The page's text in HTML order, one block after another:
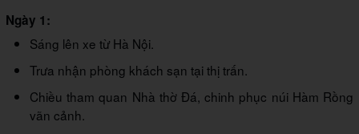
Ngày 1:
Sáng lên xe từ Hà Nội.
Trưa nhận phòng khách sạn tại thị trấn.
Chiều tham quan Nhà thờ Đá, chinh phục núi Hàm Rồng
vãn cảnh.